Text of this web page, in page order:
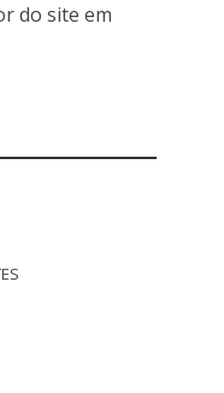
do site em